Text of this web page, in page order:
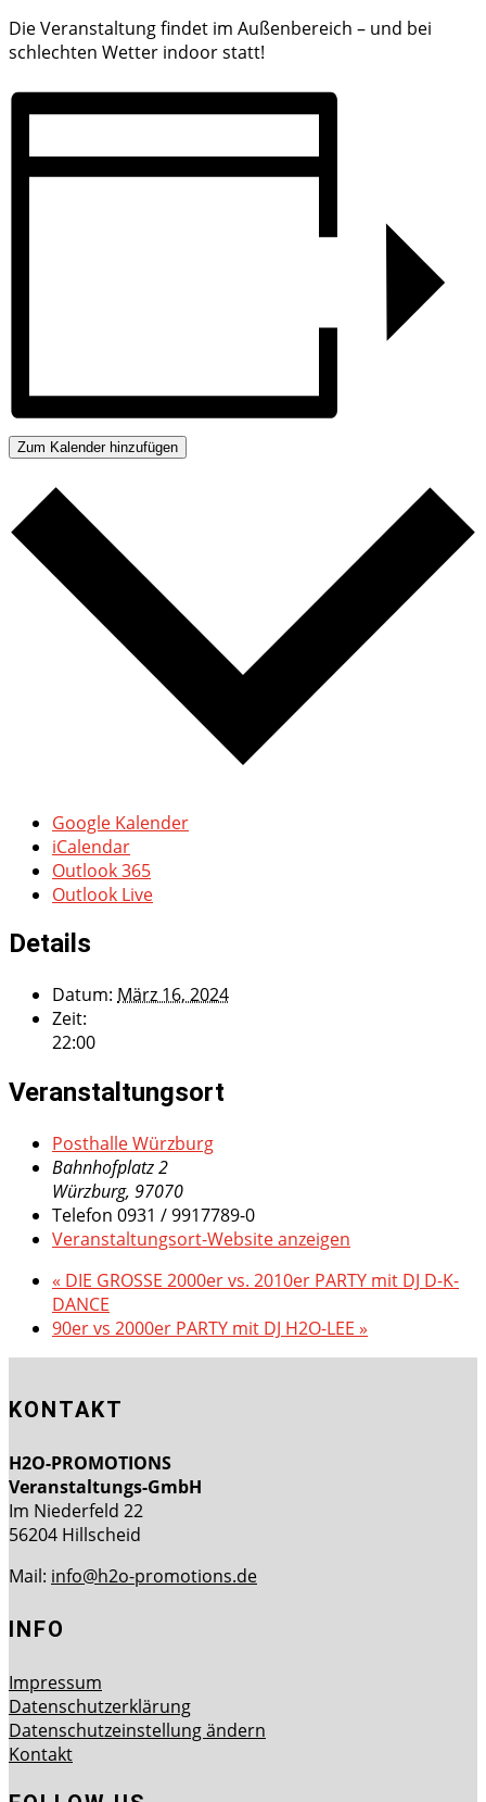
Die Veranstaltung findet im Außenbereich – und bei
schlechten Wetter indoor statt!
Zum Kalender hinzufügen
Google Kalender
iCalendar
Outlook 365
Outlook Live
Details
Datum: März 16, 2024
Zeit:
22:00
Veranstaltungsort
Posthalle Würzburg
Bahnhofplatz 2
Würzburg, 97070
Telefon 0931 / 9917789-0
Veranstaltungsort-Website anzeigen
« DIE GROSSE 2000er vs. 2010er PARTY mit DJ D-K-
DANCE
90er vs 2000er PARTY mit DJ H2O-LEE »
KONTAKT
H2O-PROMOTIONS
Veranstaltungs-GmbH
Im Niederfeld 22
56204 Hillscheid
Mail: info@h2o-promotions.de
INFO
Impressum
Datenschutzerklärung
Datenschutzeinstellung ändern
Kontakt